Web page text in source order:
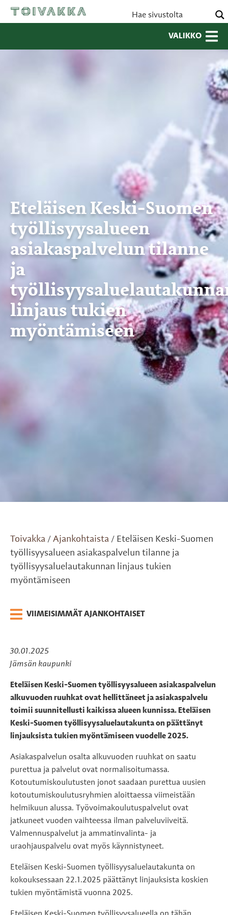
VALIKKO
Eteläisen Keski-Suomen
työllisyysalueen
asiakaspalvelun tilanne
ja
linjaus tukien
myöntämiseen
Toivakka / Ajankohtaista / Eteläisen Keski-Suomen
työllisyysalueen asiakaspalvelun tilanne ja
työllisyysaluelautakunnan linjaus tukien
myöntämiseen
VIIMEISIMMÄT AJANKOHTAISET
30.01.2025
Jämsän kaupunki
Eteläisen Keski-Suomen työllisyysalueen asiakaspalvelun
alkuvuoden ruuhkat ovat hellittäneet ja asiakaspalvelu
toimii suunnitellusti kaikissa alueen kunnissa. Eteläisen
Keski-Suomen työllisyysaluelautakunta on päättänyt
linjauksista tukien myöntämiseen vuodelle 2025.
Asiakaspalvelun osalta alkuvuoden ruuhkat on saatu
purettua ja palvelut ovat normalisoitumassa.
Kotoutumiskoulutusten jonot saadaan purettua uusien
kotoutumiskoulutusryhmien aloittaessa viimeistään
helmikuun alussa. Työvoimakoulutuspalvelut ovat
jatkuneet vuoden vaihteessa ilman palveluviiveitä.
Valmennuspalvelut ja ammatinvalinta- ja
uraohjauspalvelu ovat myös käynnistyneet.
Eteläisen Keski-Suomen työllisyysaluelautakunta on
kokouksessaan 22.1.2025 päättänyt linjauksista koskien
tukien myöntämistä vuonna 2025.